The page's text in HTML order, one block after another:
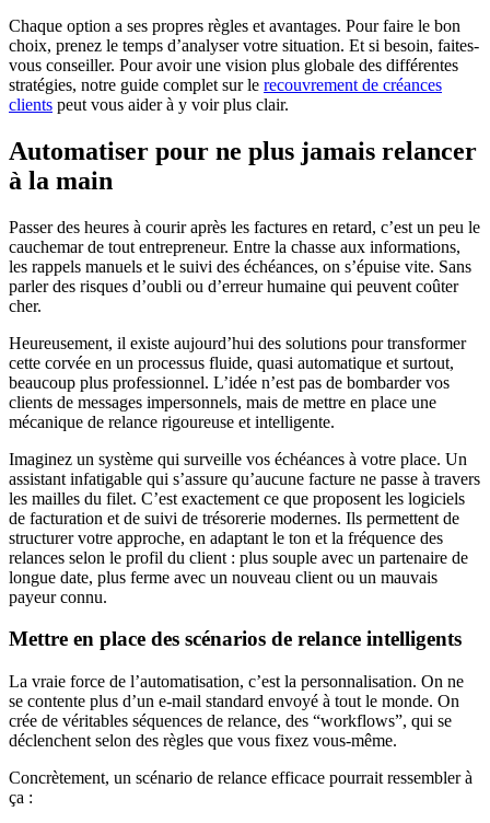
Chaque option a ses propres règles et avantages. Pour faire le bon
choix, prenez le temps d’analyser votre situation. Et si besoin, faites-
vous conseiller. Pour avoir une vision plus globale des différentes
stratégies, notre guide complet sur le recouvrement de créances
clients peut vous aider à y voir plus clair.
Automatiser pour ne plus jamais relancer
à la main
Passer des heures à courir après les factures en retard, c’est un peu le
cauchemar de tout entrepreneur. Entre la chasse aux informations,
les rappels manuels et le suivi des échéances, on s’épuise vite. Sans
parler des risques d’oubli ou d’erreur humaine qui peuvent coûter
cher.
Heureusement, il existe aujourd’hui des solutions pour transformer
cette corvée en un processus fluide, quasi automatique et surtout,
beaucoup plus professionnel. L’idée n’est pas de bombarder vos
clients de messages impersonnels, mais de mettre en place une
mécanique de relance rigoureuse et intelligente.
Imaginez un système qui surveille vos échéances à votre place. Un
assistant infatigable qui s’assure qu’aucune facture ne passe à travers
les mailles du filet. C’est exactement ce que proposent les logiciels
de facturation et de suivi de trésorerie modernes. Ils permettent de
structurer votre approche, en adaptant le ton et la fréquence des
relances selon le profil du client : plus souple avec un partenaire de
longue date, plus ferme avec un nouveau client ou un mauvais
payeur connu.
Mettre en place des scénarios de relance intelligents
La vraie force de l’automatisation, c’est la personnalisation. On ne
se contente plus d’un e-mail standard envoyé à tout le monde. On
crée de véritables séquences de relance, des “workflows”, qui se
déclenchent selon des règles que vous fixez vous-même.
Concrètement, un scénario de relance efficace pourrait ressembler à
ça :